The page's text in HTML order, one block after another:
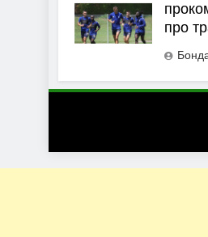
про